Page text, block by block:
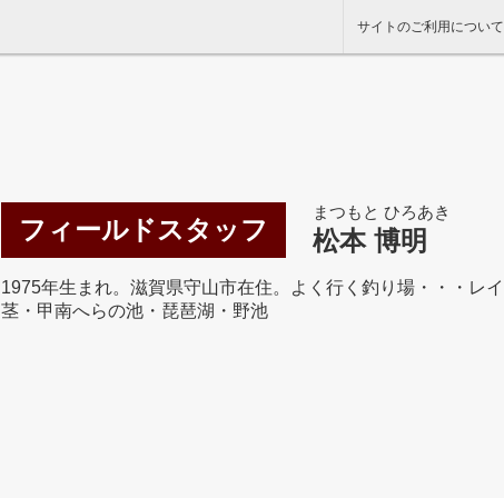
サイトのご利用について
フィールドスタッフ
まつもと ひろあき
松本 博明
1975年生まれ。滋賀県守山市在住。よく行く釣り場・・・レ
茎・甲南へらの池・琵琶湖・野池